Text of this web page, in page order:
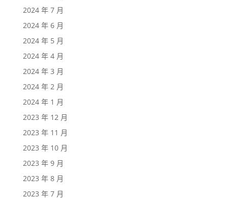
2024 年 7 月
2024 年 6 月
2024 年 5 月
2024 年 4 月
2024 年 3 月
2024 年 2 月
2024 年 1 月
2023 年 12 月
2023 年 11 月
2023 年 10 月
2023 年 9 月
2023 年 8 月
2023 年 7 月